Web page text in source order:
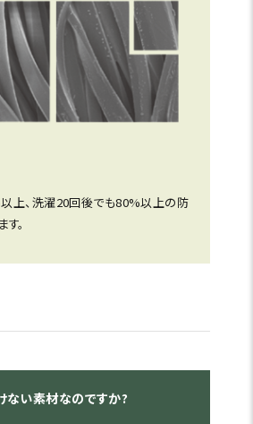
上、洗濯20回後でも80%以上の防
。
ない素材なのですか?